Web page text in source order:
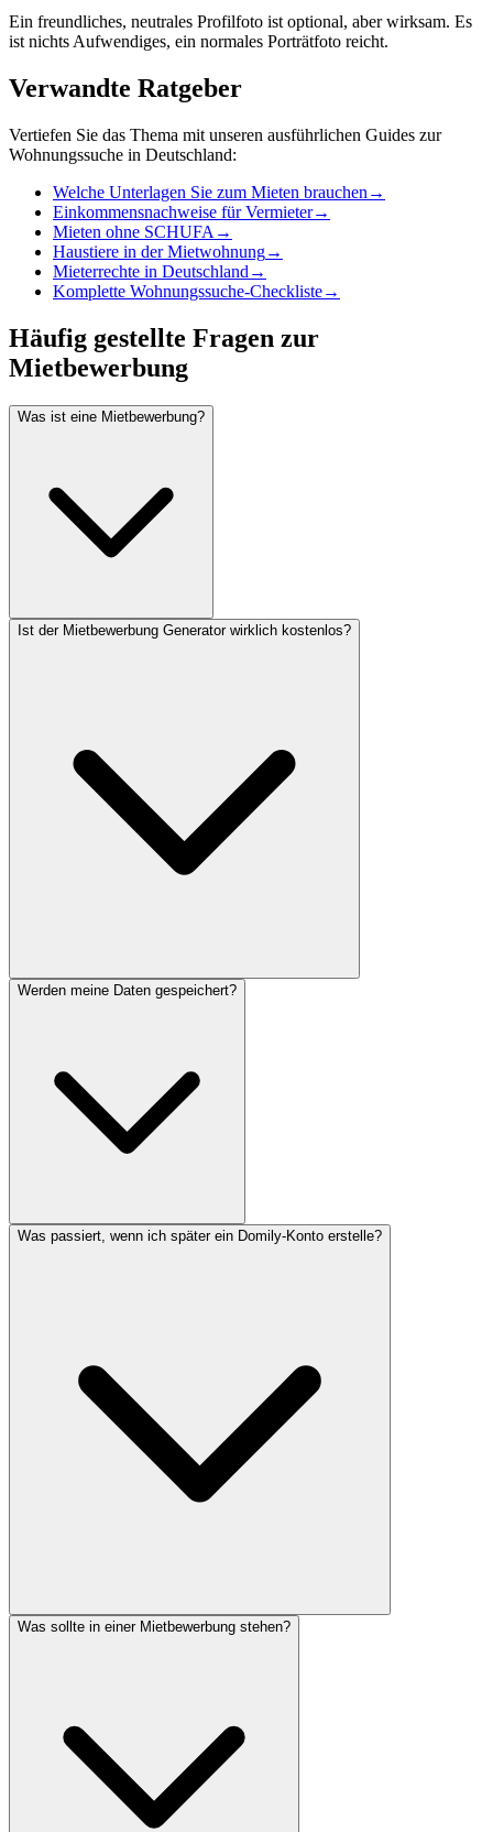
Ein freundliches, neutrales Profilfoto ist optional, aber wirksam. Es
ist nichts Aufwendiges, ein normales Porträtfoto reicht.
Verwandte Ratgeber
Vertiefen Sie das Thema mit unseren ausführlichen Guides zur
Wohnungssuche in Deutschland:
Welche Unterlagen Sie zum Mieten brauchen →
Einkommensnachweise für Vermieter→
Mieten ohne SCHUFA →
Haustiere in der Mietwohnung→
Mieterrechte in Deutschland →
Komplette Wohnungssuche-Checkliste→
Häufig gestellte Fragen zur
Mietbewerbung
Was ist eine Mietbewerbung?
Ist der Mietbewerbung Generator wirklich kostenlos?
Werden meine Daten gespeichert?
Was passiert, wenn ich später ein Domily-Konto erstelle?
Was sollte in einer Mietbewerbung stehen?